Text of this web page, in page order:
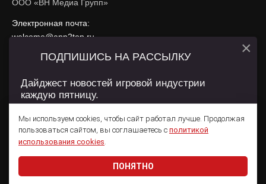
ООО «ВН Медиа Групп»
Электронная почта:
welcome@app2top.ru
При использовании материалов активная ссылка на
Сайт использует IP адреса, cookie, данные геолокации
использования содержатся вПолитике конфиденциальностии
Пользовательском соглашении .
© 2011 — 2026 App2Top 16+
Мы используем cookies, чтобы сайт работал лучше. Продолжая
пользоваться сайтом, вы соглашаетесь с политикой
использования cookies.
ПОНЯТНО
ПОДПИШИСЬ НА РАССЫЛКУ
Дайджест новостей игровой индустрии
каждую пятницу.
Даю согласие на обработкуперсональных данных
×